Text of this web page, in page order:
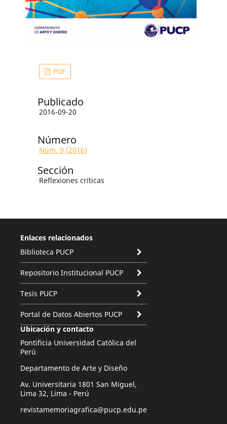
PDF
Publicado
2016-09-20
Número
Núm. 9 (2016)
Sección
Reflexiones críticas
Enlaces relacionados
Biblioteca PUCP
Repositorio Institucional PUCP
Tesis PUCP
Portal de Datos Abiertos PUCP
Ubicación y contacto
Pontificia Universidad Católica del
Perú
Departamento de Arte y Diseño
Av. Universitaria 1801 San Miguel,
Lima 32, Lima - Perú
revistamemoriagrafica@pucp.edu.pe